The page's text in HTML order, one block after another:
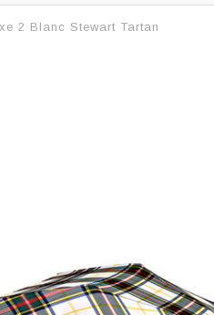
2 Blanc Stewart Tartan